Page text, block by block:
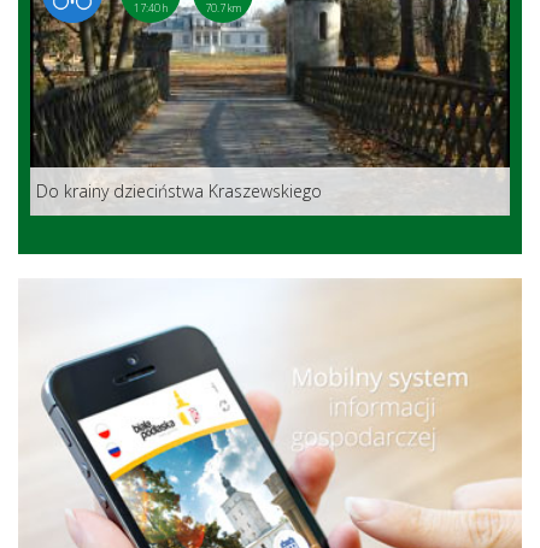
17:40 h 70.7 km
Do krainy dzieciństwa Kraszewskiego